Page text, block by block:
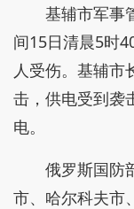
基辅市军事
间15日清晨5时
人受伤。基辅市
击，供电受到袭
电。
俄罗斯国防
市、哈尔科夫市